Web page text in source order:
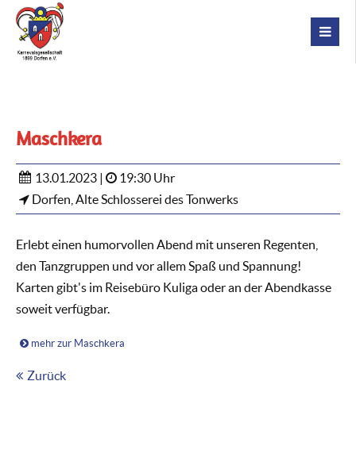
Maschkera
13.01.2023 |
19:30 Uhr
Dorfen, Alte Schlosserei des Tonwerks
Erlebt einen humorvollen Abend mit unseren Regenten,
den Tanzgruppen und vor allem Spaß und Spannung!
Karten gibt's im Reisebüro Kuliga oder an der Abendkasse
soweit verfügbar.
mehr zur Maschkera
Zurück